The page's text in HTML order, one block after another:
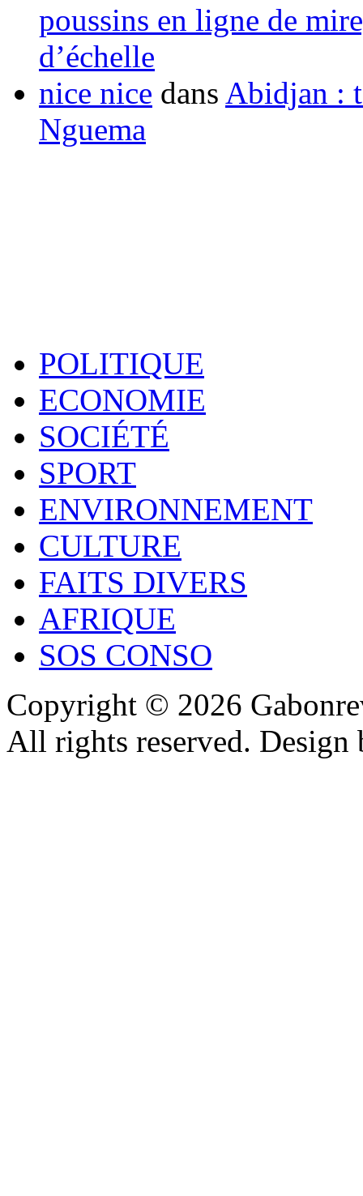
poussins en ligne de
d’échelle
nice nice dans Abidjan :
Nguema
POLITIQUE
ECONOMIE
SOCIÉTÉ
SPORT
ENVIRONNEMENT
CULTURE
FAITS DIVERS
AFRIQUE
SOS CONSO
Copyright © 2026
All rights reserved.